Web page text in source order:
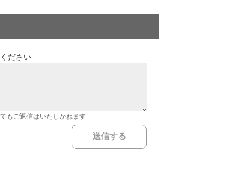
ださい
もご返信はいたしかねます